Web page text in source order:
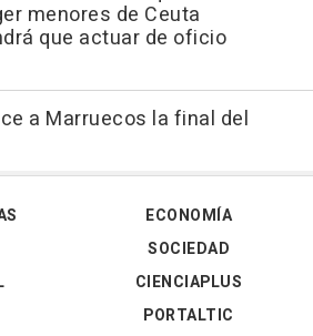
menores de Ceuta
que actuar de oficio
a Marruecos la final del
ECONOMÍA
SOCIEDAD
CIENCIAPLUS
PORTALTIC